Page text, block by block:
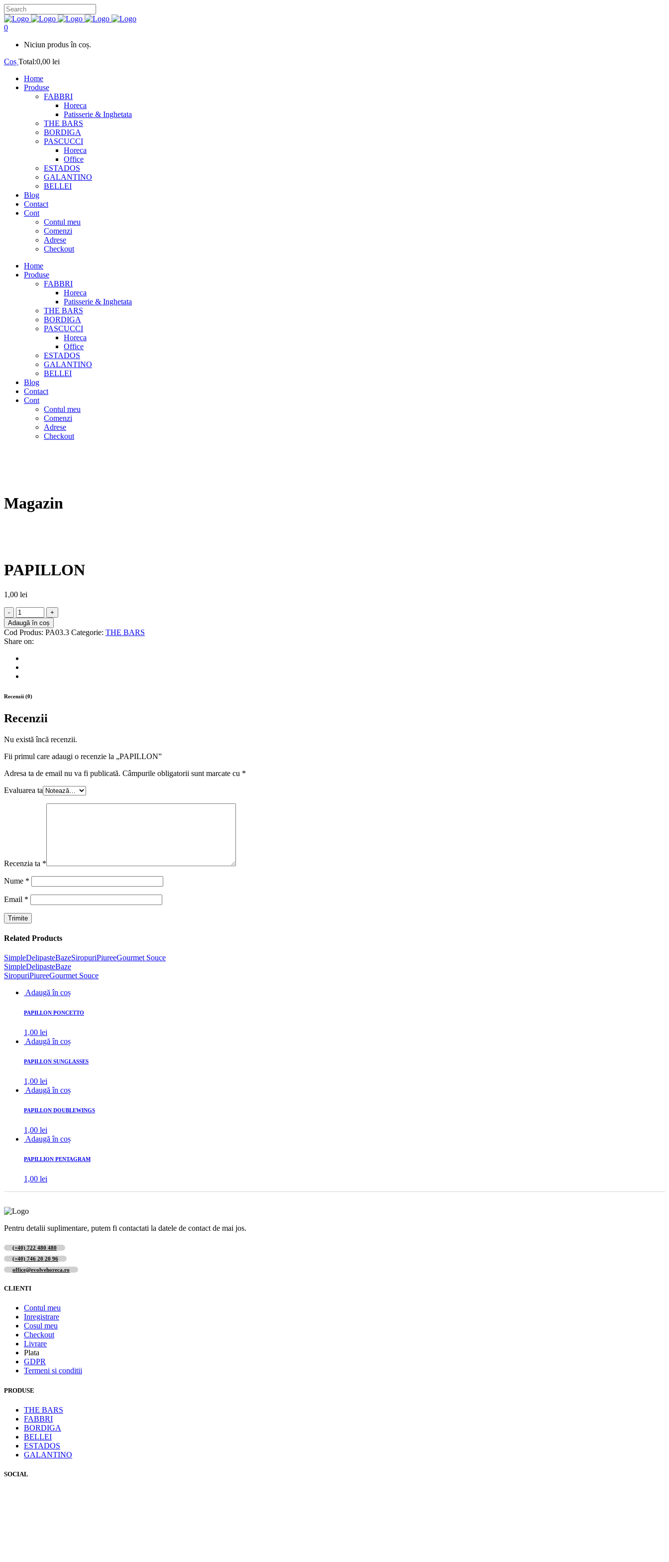
0
Niciun produs în coș.
Coș Total:0,00 lei
Home
Produse
FABBRI
Horeca
Patisserie & Inghetata
THE BARS
BORDIGA
PASCUCCI
Horeca
Office
ESTADOS
GALANTINO
BELLEI
Blog
Contact
Cont
Contul meu
Comenzi
Adrese
Checkout
Home
Produse
FABBRI
Horeca
Patisserie & Inghetata
THE BARS
BORDIGA
PASCUCCI
Horeca
Office
ESTADOS
GALANTINO
BELLEI
Blog
Contact
Cont
Contul meu
Comenzi
Adrese
Checkout
Magazin
PAPILLON
1,00 lei
Adaugă în coș
Cod Produs: PA03.3 Categorie: THE BARS
Share on:
Recenzii (0)
Recenzii
Nu există încă recenzii.
Fii primul care adaugi o recenzie la „PAPILLON”
Adresa ta de email nu va fi publicată. Câmpurile obligatorii sunt marcate cu *
Evaluarea ta
Recenzia ta *
Nume *
Email *
Related Products
SimpleDelipasteBazeSiropuriPiureeGourmet Souce
SimpleDelipasteBaze
SiropuriPiureeGourmet Souce
Adaugă în coș
PAPILLON PONCETTO
1,00 lei
Adaugă în coș
PAPILLON SUNGLASSES
1,00 lei
Adaugă în coș
PAPILLON DOUBLEWINGS
1,00 lei
Adaugă în coș
PAPILLION PENTAGRAM
1,00 lei
Pentru detalii suplimentare, putem fi contactati la datele de contact de mai jos.
(+40) 722 480 480
(+40) 746 20 20 96
office@evolvehoreca.ro
CLIENTI
Contul meu
Inregistrare
Cosul meu
Checkout
Livrare
Plata
GDPR
Termeni si conditii
PRODUSE
THE BARS
FABBRI
BORDIGA
BELLEI
ESTADOS
GALANTINO
SOCIAL